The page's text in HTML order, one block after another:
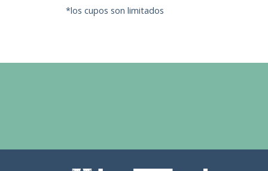
*los cupos son limitados